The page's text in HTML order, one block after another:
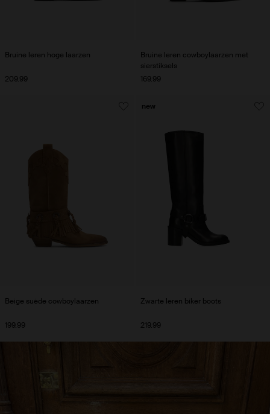
Bruine leren hoge laarzen
209.99
Bruine leren cowboylaarzen met
sierstiksels
169.99
Beige suède cowboylaarzen
199.99
Zwarte leren biker boots
219.99
new